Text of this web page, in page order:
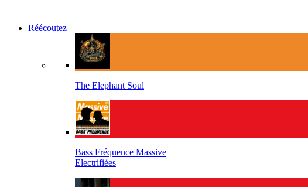
Réécoutez
The Elephant Soul
Bass Fréquence Massive
Electrifiées